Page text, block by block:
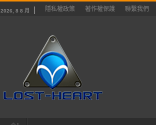
2026, 8 8 月 隱私權政策 著作權保護 聯繫我們